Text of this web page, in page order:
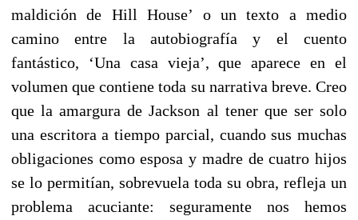
maldición de Hill House’ o un texto a medio
camino entre la autobiografía y el cuento
fantástico, ‘Una casa vieja’, que aparece en el
volumen que contiene toda su narrativa breve. Creo
que la amargura de Jackson al tener que ser solo
una escritora a tiempo parcial, cuando sus muchas
obligaciones como esposa y madre de cuatro hijos
se lo permitían, sobrevuela toda su obra, refleja un
problema acuciante: seguramente nos hemos